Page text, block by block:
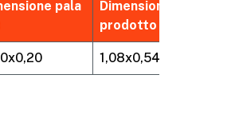
pala
Dimensione
prodotto (m)
1,08x0,54x0,46